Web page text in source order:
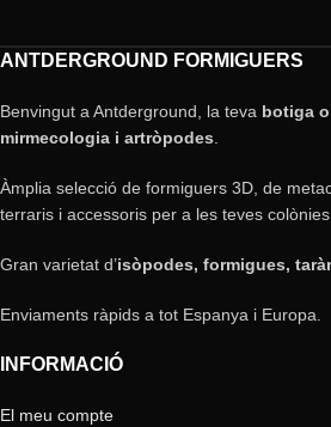
ANTDERGROUND FORMIGUERS
Benvingut a Antderground, la teva botiga
mirmecologia i artròpodes.
Àmplia selecció de formiguers 3D, de
terraris i accessoris per a les teves
Gran varietat d’isòpodes, formigues,
Enviaments ràpids a tot Espanya i Europa.
INFORMACIÓ
El meu compte